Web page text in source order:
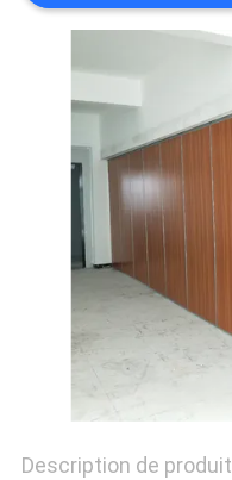
DEMANDEZ
CITATION
PLAN
Description de produit